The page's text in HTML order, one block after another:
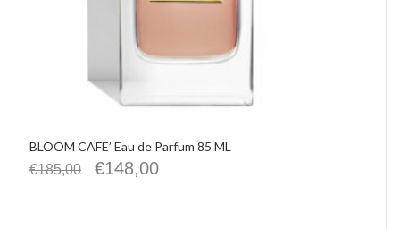
BLOOM CAFE’ Eau de Parfum 85 ML
€185,00 €148,00